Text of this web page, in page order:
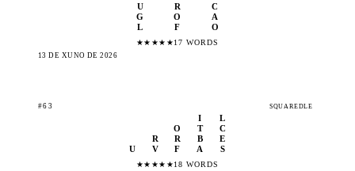
U
R
C
G
O
A
L
F O
★★ ★★ ★17 WORDS
13 DE XUÑO DE 2026
#63 SQUAREDLE
I
L
O
T
C
R
R B
E
U
V F A S
★★ ★★ ★18 WORDS